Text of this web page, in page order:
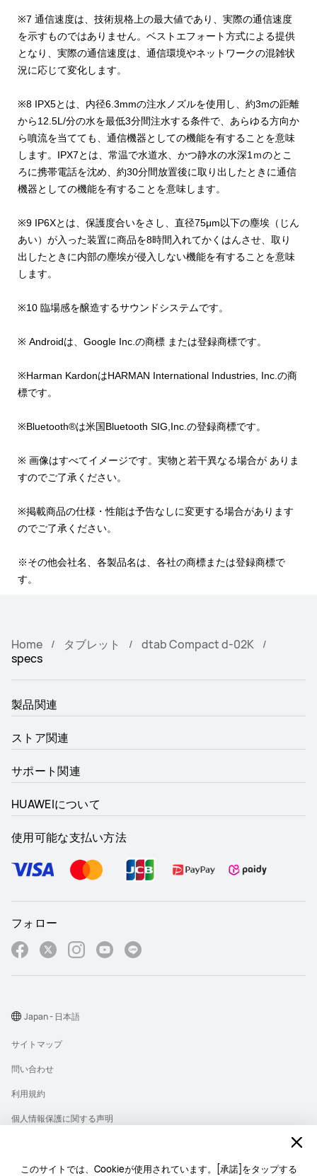
このサイトでは、Cookieが使用されています。[承諾]をタップする
※7 通信速度は、技術規格上の最大値であり、実際の通信速度
を示すものではありません。ベストエフォート方式による提供
となり、実際の通信速度は、通信環境やネットワークの混雑状
況に応じて変化します。
※8 IPX5とは、内径6.3mmの注水ノズルを使用し、約3mの距離
から12.5L/分の水を最低3分間注水する条件で、あらゆる方向か
ら噴流を当てても、通信機器としての機能を有することを意味
します。IPX7とは、常温で水道水、かつ静水の水深1ｍのとこ
ろに携帯電話を沈め、約30分間放置後に取り出したときに通信
機器としての機能を有することを意味します。
※9 IP6Xとは、保護度合いをさし、直径75μm以下の塵埃（じん
あい）が入った装置に商品を8時間入れてかくはんさせ、取り
出したときに内部の塵埃が侵入しない機能を有することを意味
します。
※10 臨場感を醸造するサウンドシステムです。
※ Androidは、Google Inc.の商標 または登録商標です。
※Harman KardonはHARMAN International Industries, Inc.の商
標です。
※Bluetooth®は米国Bluetooth SIG,Inc.の登録商標です。
※ 画像はすべてイメージです。実物と若干異なる場合が ありま
すのでご了承ください。
※掲載商品の仕様・性能は予告なしに変更する場合があります
のでご了承ください。
※その他会社名、各製品名は、各社の商標または登録商標で
す。
Home タブレット
dtab Compact d-02K
specs
製品関連
ストア関連
サポート関連
HUAWEIについて
使用可能な支払い方法
フォロー
サイトマップ
問い合わせ
利用規約
個人情報保護に関する声明
クッキー
Japan - 日本語